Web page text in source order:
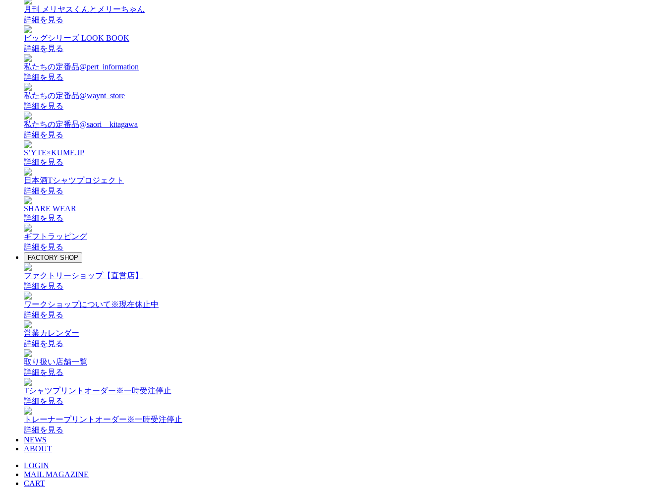
月刊 メリヤスくんとメリーちゃん
詳細を見る
ビッグシリーズ LOOK BOOK
詳細を見る
私たちの定番品@pert_information
詳細を見る
私たちの定番品@waynt_store
詳細を見る
私たちの定番品@saori__kitagawa
詳細を見る
S’YTE×KUME.JP
詳細を見る
日本酒Tシャツプロジェクト
詳細を見る
SHARE WEAR
詳細を見る
ギフトラッピング
詳細を見る
FACTORY SHOP
ファクトリーショップ【直営店】
詳細を見る
ワークショップについて ※現在休止中
詳細を見る
営業カレンダー
詳細を見る
取り扱い店舗一覧
詳細を見る
Tシャツプリントオーダー※一時受注停止
詳細を見る
トレーナープリントオーダー※一時受注停止
詳細を見る
NEWS
ABOUT
LOGIN
MAIL MAGAZINE
CART